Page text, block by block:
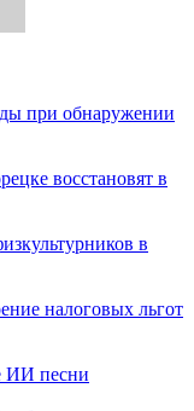
при обнаружении
восстановят в
в
налоговых льгот
ИИ песни